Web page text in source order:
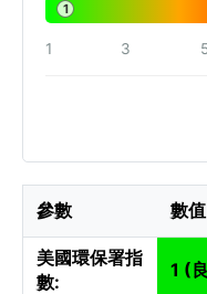
1
1 3
參數 數值
美國環保署指
數:
1 (